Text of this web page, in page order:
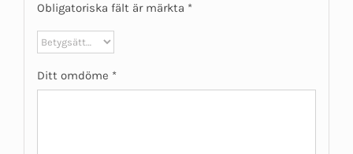
Obligatoriska fält är märkta *
Ditt omdöme *